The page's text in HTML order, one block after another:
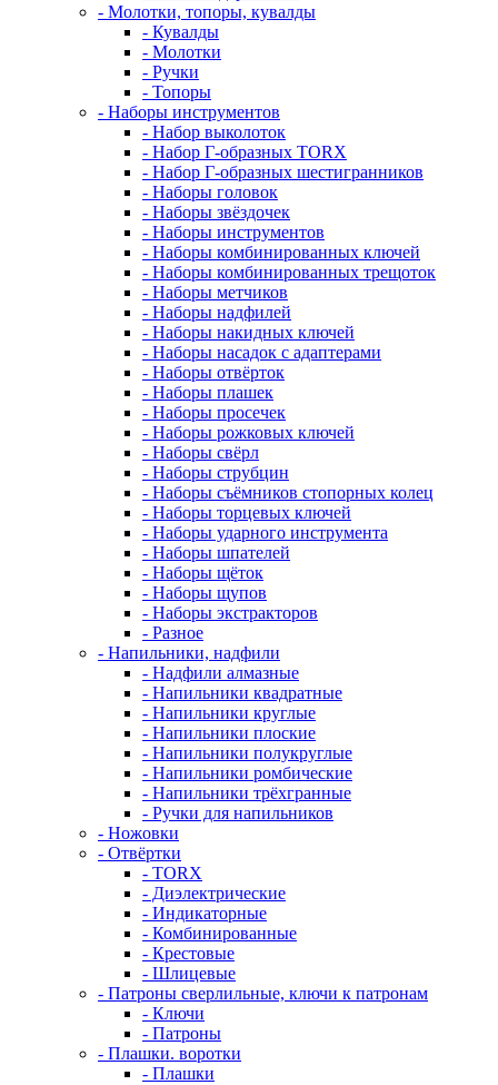
- Молотки, топоры, кувалды
- Кувалды
- Молотки
- Ручки
- Топоры
- Наборы инструментов
- Набор выколоток
- Набор Г-образных TORX
- Набор Г-образных шестигранников
- Наборы головок
- Наборы звёздочек
- Наборы инструментов
- Наборы комбинированных ключей
- Наборы комбинированных трещоток
- Наборы метчиков
- Наборы надфилей
- Наборы накидных ключей
- Наборы насадок с адаптерами
- Наборы отвёрток
- Наборы плашек
- Наборы просечек
- Наборы рожковых ключей
- Наборы свёрл
- Наборы струбцин
- Наборы съёмников стопорных колец
- Наборы торцевых ключей
- Наборы ударного инструмента
- Наборы шпателей
- Наборы щёток
- Наборы щупов
- Наборы экстракторов
- Разное
- Напильники, надфили
- Надфили алмазные
- Напильники квадратные
- Напильники круглые
- Напильники плоские
- Напильники полукруглые
- Напильники ромбические
- Напильники трёхгранные
- Ручки для напильников
- Ножовки
- Отвёртки
- TORX
- Диэлектрические
- Индикаторные
- Комбинированные
- Крестовые
- Шлицевые
- Патроны сверлильные, ключи к патронам
- Ключи
- Патроны
- Плашки. воротки
- Плашки